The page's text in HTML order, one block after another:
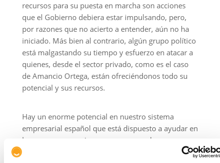
recursos para su puesta en marcha son acciones
que el Gobierno debiera estar impulsando, pero,
por razones que no acierto a entender, aún no ha
iniciado. Más bien al contrario, algún grupo político
está malgastando su tiempo y esfuerzo en atacar a
quienes, desde el sector privado, como es el caso
de Amancio Ortega, están ofreciéndonos todo su
potencial y sus recursos.
Hay un enorme potencial en nuestro sistema
empresarial español que está dispuesto a ayudar en
lo que sea necesario y que no nos podemos
permitir desaprovechar.